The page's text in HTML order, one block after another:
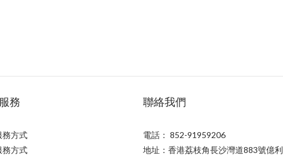
務
務方式
務方式
聯絡我們
電話： 852-91959206
地址：香港荔枝角長沙灣道883號億利